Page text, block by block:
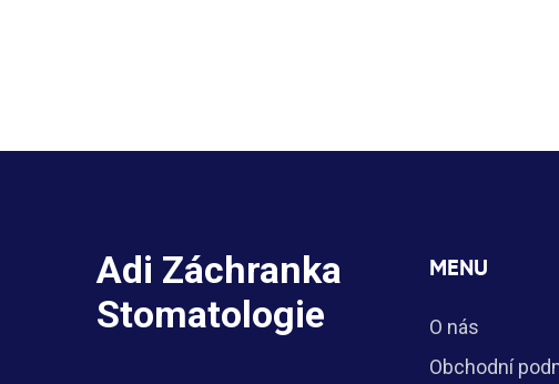
Adi Záchranka
Stomatologie
MENU
O nás
Obchodní